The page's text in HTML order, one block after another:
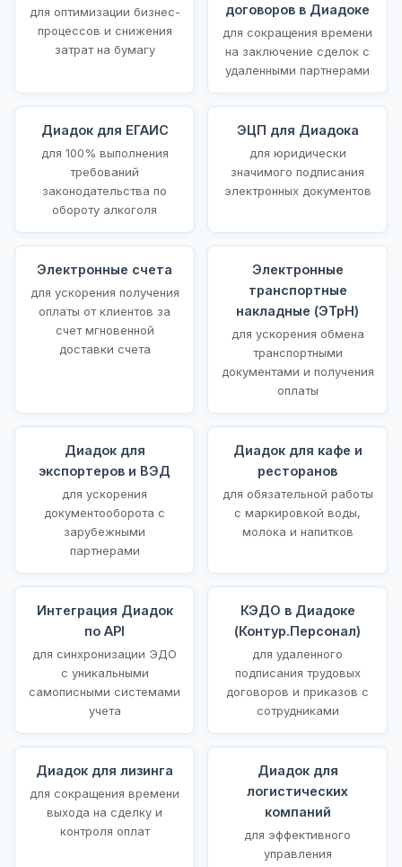
для оптимизации бизнес-
процессов и снижения
затрат на бумагу
договоров в Диадоке
для сокращения времени
на заключение сделок с
удаленными партнерами
Диадок для ЕГАИС
для 100% выполнения
требований
законодательства по
обороту алкоголя
ЭЦП для Диадока
для юридически
значимого подписания
электронных документов
Электронные счета
для ускорения получения
оплаты от клиентов за
счет мгновенной
доставки счета
Электронные
транспортные
накладные (ЭТрН)
для ускорения обмена
транспортными
документами и получения
оплаты
Диадок для
экспортеров и ВЭД
для ускорения
документооборота с
зарубежными
партнерами
Диадок для кафе и
ресторанов
для обязательной работы
с маркировкой воды,
молока и напитков
Интеграция Диадок
по API
для синхронизации ЭДО
с уникальными
самописными системами
учета
КЭДО в Диадоке
(Контур.Персонал)
для удаленного
подписания трудовых
договоров и приказов с
сотрудниками
Диадок для лизинга
для сокращения времени
выхода на сделку и
контроля оплат
Диадок для
логистических
компаний
для эффективного
управления